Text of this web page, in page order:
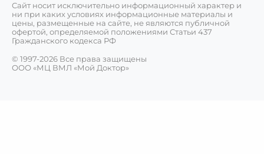
Сайт носит исключительно информационный характер и
ни при каких условиях информационные материалы и
цены, размещенные на сайте, не являются публичной
офертой, определяемой положениями Статьи 437
Гражданского кодекса РФ
© 1997-2026 Все права защищены
ООО «МЦ ВМЛ «Мой Доктор»